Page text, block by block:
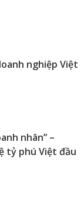
nghiệp Việt
nhân” –
tỷ phú Việt đầu